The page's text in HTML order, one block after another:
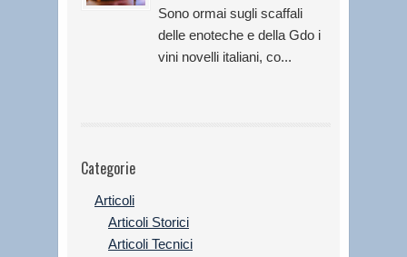
Sono ormai sugli scaffali
delle enoteche e della Gdo i
vini novelli italiani, co...
Categorie
Articoli
Articoli Storici
Articoli Tecnici